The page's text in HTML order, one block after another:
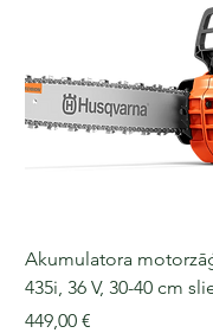
Akumulatora
435i, 36 V, 30-40 cm
Cena
449,00 €